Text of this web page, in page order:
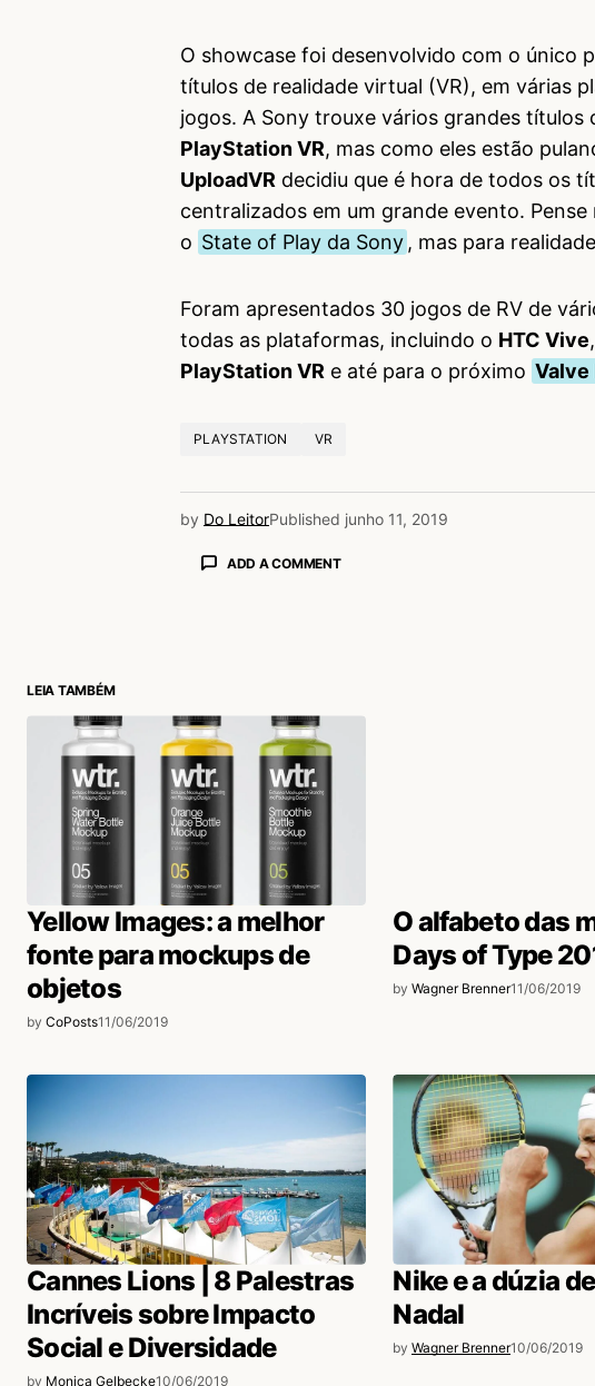
O showcase foi desenvolvido com o único
títulos de realidade virtual (VR), em várias
jogos. A Sony trouxe vários grandes títulos
PlayStation VR, mas como eles estão
UploadVR decidiu que é hora de todos os
centralizados em um grande evento. Pense
o State of Play da Sony , mas para
Foram apresentados 30 jogos de RV de
todas as plataformas, incluindo o HTC Vive,
PlayStation VR e até para o próximo Valve
PLAYSTATION VR
by Do LeitorPublished junho 11, 2019
ADD A COMMENT
LEIA TAMBÉM
Yellow Images: a melhor
fonte para mockups de
objetos
by CoPosts11/06/2019
O alfabeto das
Days of Type
by Wagner Brenner11/06/2019
Cannes Lions | 8 Palestras
Incríveis sobre Impacto
Social e Diversidade
by Monica Gelbecke10/06/2019
Nike e a dúzia
Nadal
by Wagner Brenner10/06/2019